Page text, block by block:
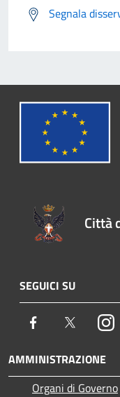
Segnala
Città
SEGUICI SU
Facebook Twitter
AMMINISTRAZIONE
Organi di Governo